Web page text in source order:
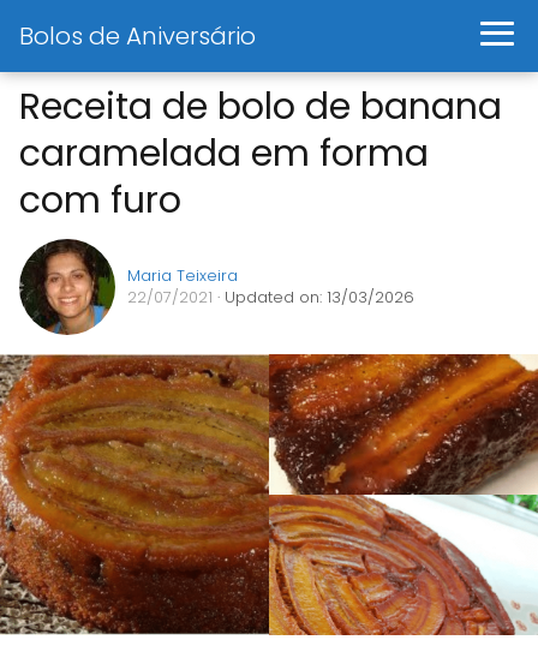
Bolos de Aniversário
Receita de bolo de banana
caramelada em forma
com furo
Maria Teixeira
22/07/2021 · Updated on: 13/03/2026